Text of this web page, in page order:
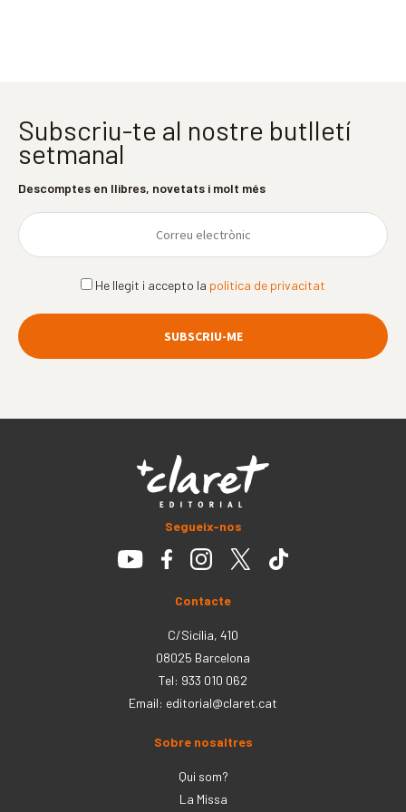
Subscriu-te al nostre butlletí
setmanal
Descomptes en llibres, novetats i molt més
He llegit i accepto la política de privacitat
Segueix-nos
Contacte
C/Sicília, 410
08025 Barcelona
Tel: 933 010 062
Email: editorial@claret.cat
Sobre nosaltres
Qui som?
La Missa